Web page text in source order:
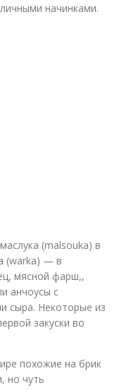
начинками.
(malsouka) в
(warka) — в
мясной фарш,,
анчоусы с
сыра. Некоторые из
закуски во
похожие на брик
но чуть